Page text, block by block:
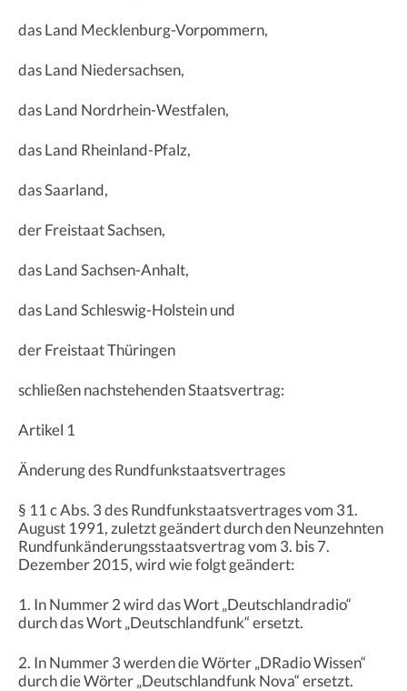
das Land Mecklenburg-Vorpommern,
das Land Niedersachsen,
das Land Nordrhein-Westfalen,
das Land Rheinland-Pfalz,
das Saarland,
der Freistaat Sachsen,
das Land Sachsen-Anhalt,
das Land Schleswig-Holstein und
der Freistaat Thüringen
schließen nachstehenden Staatsvertrag:
Artikel 1
Änderung des Rundfunkstaatsvertrages
§ 11 c Abs. 3 des Rundfunkstaatsvertrages vom 31.
August 1991, zuletzt geändert durch den Neunzehnten
Rundfunkänderungsstaatsvertrag vom 3. bis 7.
Dezember 2015, wird wie folgt geändert:
1. In Nummer 2 wird das Wort „Deutschlandradio“
durch das Wort „Deutschlandfunk“ ersetzt.
2. In Nummer 3 werden die Wörter „DRadio Wissen“
durch die Wörter „Deutschlandfunk Nova“ ersetzt.